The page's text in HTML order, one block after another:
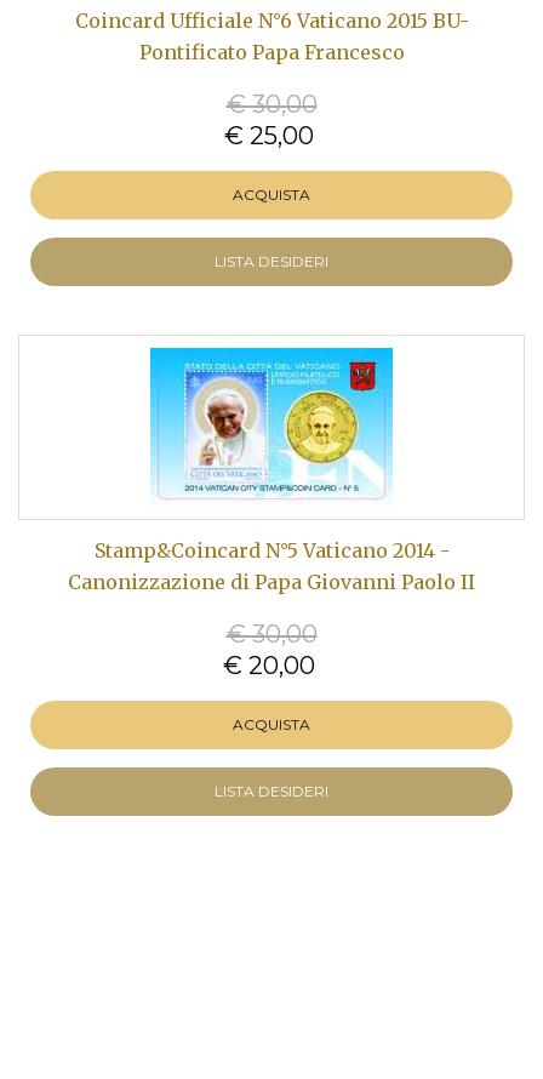
Coincard Ufficiale N°6 Vaticano 2015 BU-
Pontificato Papa Francesco
€ 30,00
€ 25,00
ACQUISTA
LISTA DESIDERI
Stamp&Coincard N°5 Vaticano 2014 -
Canonizzazione di Papa Giovanni Paolo II
€ 30,00
€ 20,00
ACQUISTA
LISTA DESIDERI